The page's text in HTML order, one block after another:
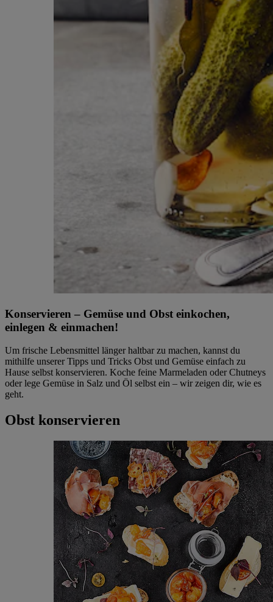
Konservieren – Gemüse und Obst einkochen,
einlegen & einmachen!
Um frische Lebensmittel länger haltbar zu machen, kannst du
mithilfe unserer Tipps und Tricks Obst und Gemüse einfach zu
Hause selbst konservieren. Koche feine Marmeladen oder Chutneys
oder lege Gemüse in Salz und Öl selbst ein – wir zeigen dir, wie es
geht.
Obst konservieren